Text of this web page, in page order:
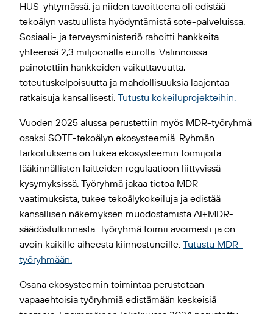
HUS-yhtymässä, ja niiden tavoitteena oli edistää
tekoälyn vastuullista hyödyntämistä sote-palveluissa.
Sosiaali- ja terveysministeriö rahoitti hankkeita
yhteensä 2,3 miljoonalla eurolla. Valinnoissa
painotettiin hankkeiden vaikuttavuutta,
toteutuskelpoisuutta ja mahdollisuuksia laajentaa
ratkaisuja kansallisesti. Tutustu kokeiluprojekteihin.
Vuoden 2025 alussa perustettiin myös MDR-työryhmä
osaksi SOTE-tekoälyn ekosysteemiä. Ryhmän
tarkoituksena on tukea ekosysteemin toimijoita
lääkinnällisten laitteiden regulaatioon liittyvissä
kysymyksissä. Työryhmä jakaa tietoa MDR-
vaatimuksista, tukee tekoälykokeiluja ja edistää
kansallisen näkemyksen muodostamista AI+MDR-
säädöstulkinnasta. Työryhmä toimii avoimesti ja on
avoin kaikille aiheesta kiinnostuneille. Tutustu MDR-
työryhmään.
Osana ekosysteemin toimintaa perustetaan
vapaaehtoisia työryhmiä edistämään keskeisiä